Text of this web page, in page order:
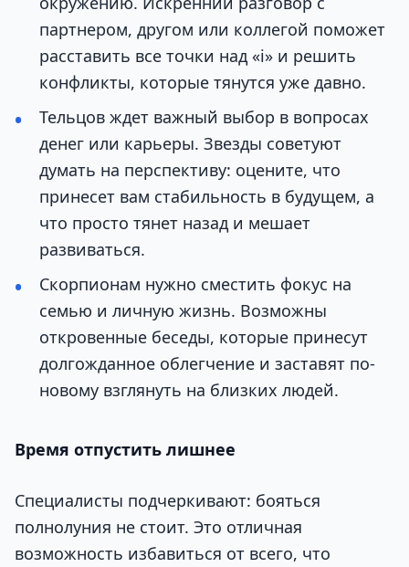
партнером, другом или коллегой поможет
расставить все точки над «i» и решить
конфликты, которые тянутся уже давно.
Тельцов ждет важный выбор в вопросах
денег или карьеры. Звезды советуют
думать на перспективу: оцените, что
принесет вам стабильность в будущем, а
что просто тянет назад и мешает
развиваться.
Скорпионам нужно сместить фокус на
семью и личную жизнь. Возможны
откровенные беседы, которые принесут
долгожданное облегчение и заставят по-
новому взглянуть на близких людей.
Время отпустить лишнее
Специалисты подчеркивают: бояться
полнолуния не стоит. Это отличная
возможность избавиться от всего, что